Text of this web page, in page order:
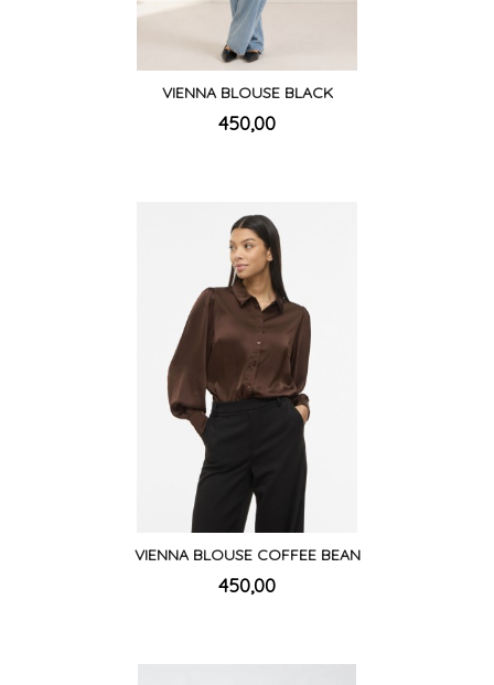
VIENNA BLOUSE BLACK
Pris
450,00mva.
VIENNA BLOUSE COFFEE BEAN
Pris
450,00mva.